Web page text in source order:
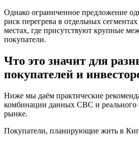
Однако ограниченное предложение
риск перегрева в отдельных
местах, где присутствуют крупные
покупатели.
Что это значит для
покупателей и
Ниже мы даём практические
комбинации данных CBC и реального
рынке.
Покупатели, планирующие жить в